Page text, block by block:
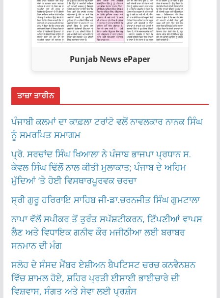
Punjab News ePaper
ਤਾਜ਼ਾ ਤਾਰੀਨ
ਪੰਜਾਬੀ ਕਲਮਾਂ ਦਾ ਕਾਫ਼ਲਾ ਟਰਾਂਟੋ ਵਲੋਂ ਨਾਵਲਕਾਰ ਨਾਨਕ ਸਿੰਘ
ਨੂੰ ਸਮਰਪਿਤ ਸਮਾਗਮ
ਪ੍ਰੋ. ਸਰਚਾਂਦ ਸਿੰਘ ਖਿਆਲਾ ਨੇ ਪੰਜਾਬ ਭਾਜਪਾ ਪ੍ਰਧਾਨ ਸ.
ਕੇਵਲ ਸਿੰਘ ਢਿੱਲੋਂ ਨਾਲ ਕੀਤੀ ਮੁਲਾਕਾਤ; ਪੰਜਾਬ ਦੇ ਅਹਿਮ
ਮੁੱਦਿਆਂ ‘ਤੇ ਹੋਈ ਵਿਸਥਾਰਪੂਰਵਕ ਚਰਚਾ
ਸ੍ਰੀ ਗੁਰੂ ਹਰਿਰਾਇ ਸਾਹਿਬ ਜੀ-ਡਾ.ਚਰਨਜੀਤ ਸਿੰਘ ਗੁਮਟਾਲਾ
ਨਾਪਾ ਵੱਲੋਂ ਸਪੀਕਰ ਤੋਂ ਤੁਰੰਤ ਸਪੱਸ਼ਟੀਕਰਨ, ਟਿੱਪਣੀਆਂ ਵਾਪਸ
ਲੈਣ ਅਤੇ ਵਿਧਾਇਕ ਗਨੀਵ ਕੌਰ ਮਜੀਠੀਆ ਲਈ ਬਰਾਬਰ
ਸਨਮਾਨ ਦੀ ਮੰਗ
ਸਲੋਹ ਦੇ ਸੰਸਦ ਮੈਂਬਰ ਏਸ਼ੀਅਨ ਬੈਪਟਿਸਟ ਚਰਚ ਕਨਵੈਨਸ਼ਨ
ਵਿੱਚ ਸ਼ਾਮਲ ਹੋਏ, ਸ਼ਹਿਰ ਪ੍ਰਤੀ ਈਸਾਈ ਭਾਈਚਾਰੇ ਦੀ
ਵਿਸ਼ਵਾਸ, ਸੰਗਤ ਅਤੇ ਸੇਵਾ ਲਈ ਪ੍ਰਸ਼ੰਸ